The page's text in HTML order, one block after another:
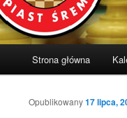
Strona główna
Opublikowany17 lipca,